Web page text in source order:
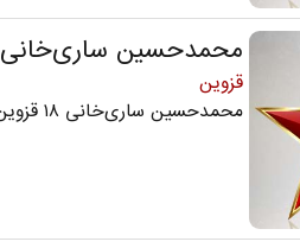
محمدحسین ساری‌خانی
قزوین
محمدحسین ساری‌خانی ۱۸ قزوین